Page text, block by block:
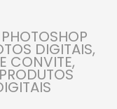
DIGITAIS,
CONVITE,